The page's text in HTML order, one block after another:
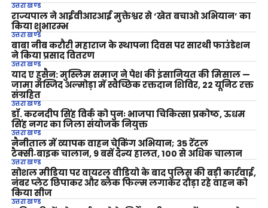
उत्तराखण्ड
राज्यपाल ने आईवीआरआई मुक्तेश्वर से ‘खेत बचाओ अभियान’ का
किया शुभारम्भ
उत्तराखण्ड
बाबा नीब करौरी महाराज के स्थापना दिवस पर सारथी फाउंडेशन
ने किया प्रसाद वितरण
उत्तराखण्ड
याद ए हुसैन: मुस्लिम समाज ने पेश की इंसानियत की मिसाल —
जामा मस्जिद अल्मोड़ा में स्वैच्छिक रक्तदान शिविर, 22 यूनिट रक्त
संग्रहित
उत्तराखण्ड
डॉ. करनदीप सिंह विर्क को पुनः भाजपा चिकित्सा प्रकोष्ठ, ऊधम
सिंह नगर का जिला संयोजक नियुक्त
उत्तराखण्ड
नैनीताल में व्यापक वाहन चेकिंग अभियान; 35 रेंटल
टैक्सी‑बाइक चालान, 9 बसें दैन्य हालत, 100 से अधिक चालान
उत्तराखण्ड
सोशल मीडिया पर वायरल वीडियो के बाद पुलिस की बड़ी कार्रवाई,
नंबर प्लेट छिपाकर और ब्लैक फिल्म लगाकर दौड़ा रहे वाहन को
किया सीज
उत्तराखण्ड